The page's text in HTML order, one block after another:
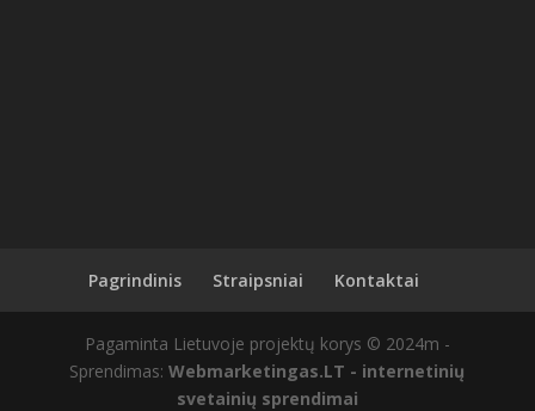
Pagrindinis Straipsniai Kontaktai
Pagaminta Lietuvoje projektų korys © 2024m -
Sprendimas:Webmarketingas.LT - internetinių
svetainių sprendimai